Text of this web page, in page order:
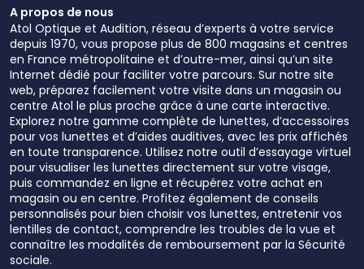
A propos de nous
Atol Optique et Audition, réseau d’experts à votre service
depuis 1970, vous propose plus de 800 magasins et centres
en France métropolitaine et d’outre-mer, ainsi qu’un site
Internet dédié pour faciliter votre parcours. Sur notre site
web, préparez facilement votre visite dans un magasin ou
centre Atol le plus proche grâce à une carte interactive.
Explorez notre gamme complète de lunettes, d’accessoires
pour vos lunettes et d’aides auditives, avec les prix affichés
en toute transparence. Utilisez notre outil d’essayage virtuel
pour visualiser les lunettes directement sur votre visage,
puis commandez en ligne et récupérez votre achat en
magasin ou en centre. Profitez également de conseils
personnalisés pour bien choisir vos lunettes, entretenir vos
lentilles de contact, comprendre les troubles de la vue et
connaître les modalités de remboursement par la Sécurité
sociale.